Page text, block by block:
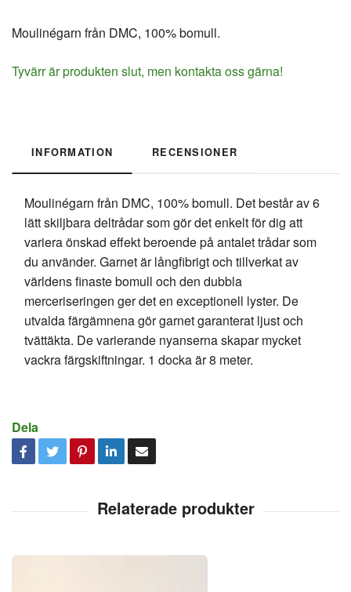
Moulinégarn från DMC, 100% bomull.
Tyvärr är produkten slut, men kontakta oss gärna!
INFORMATION RECENSIONER
Moulinégarn från DMC, 100% bomull. Det består av 6
lätt skiljbara deltrådar som gör det enkelt för dig att
variera önskad effekt beroende på antalet trådar som
du använder. Garnet är långfibrigt och tillverkat av
världens finaste bomull och den dubbla
merceriseringen ger det en exceptionell lyster. De
utvalda färgämnena gör garnet garanterat ljust och
tvättäkta. De varierande nyanserna skapar mycket
vackra färgskiftningar. 1 docka är 8 meter.
Dela